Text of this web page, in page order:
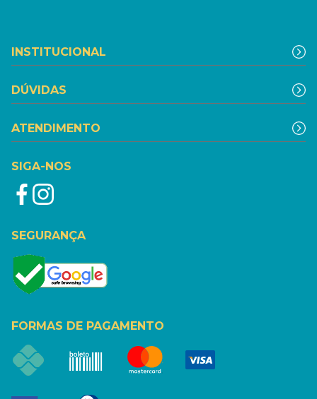
INSTITUCIONAL
DÚVIDAS
ATENDIMENTO
SIGA-NOS
SEGURANÇA
FORMAS DE PAGAMENTO